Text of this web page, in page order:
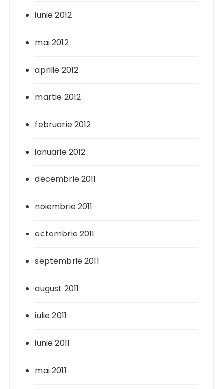
iunie 2012
mai 2012
aprilie 2012
martie 2012
februarie 2012
ianuarie 2012
decembrie 2011
noiembrie 2011
octombrie 2011
septembrie 2011
august 2011
iulie 2011
iunie 2011
mai 2011